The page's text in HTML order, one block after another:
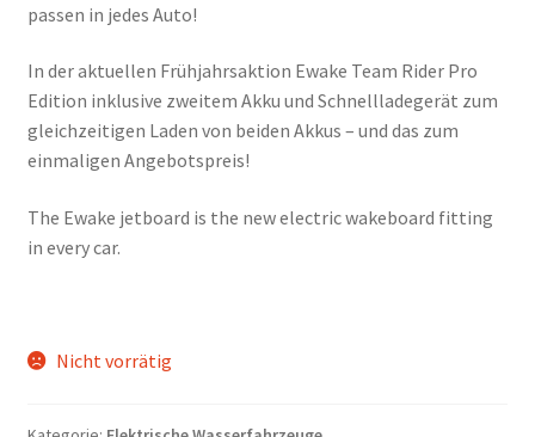
passen in jedes Auto!
In der aktuellen Frühjahrsaktion Ewake Team Rider Pro
Edition inklusive zweitem Akku und Schnellladegerät zum
gleichzeitigen Laden von beiden Akkus – und das zum
einmaligen Angebotspreis!
The Ewake jetboard is the new electric wakeboard fitting
in every car.
Nicht vorrätig